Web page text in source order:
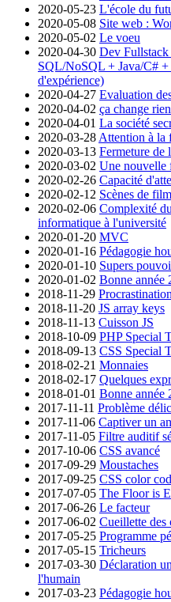
2020-05-23 L'école du
2020-05-08 Site web :
2020-05-02 Le voeu
2020-04-30 Dev
SQL/NoSQL + Java/C#
d'expérience)
2020-04-27 Evaluation
2020-04-02 ça change rien
2020-04-01 La société
2020-03-28 Attention à la
2020-03-13 Fermeture de
2020-03-02 Une nouvelle
2020-02-26 Capacité
2020-02-12 Scènes de
2020-02-06 Complexité
informatique à l'université
2020-01-20 MVC
2020-01-16 Pédagogie
2020-01-10 Supers
2020-01-02 Bonne année
2018-11-29
2018-11-20 JS array keys
2018-11-13 Cuisson JS
2018-10-09 PHP Special
2018-09-13 CSS Special
2018-02-21 Monnaies
2018-02-17 Quelques
2018-01-01 Bonne année
2017-11-11 Problème
2017-11-06 Captiver un
2017-11-05 Filtre auditif
2017-10-06 CSS avancé
2017-09-29 Moustaches
2017-09-25 CSS color
2017-07-05 The Floor is
2017-06-26 Le facteur
2017-06-02 Cueillette des
2017-05-25 Programme
2017-05-15 Tricheurs
2017-03-30 Déclaration
l'humain
2017-03-23 Pédagogie